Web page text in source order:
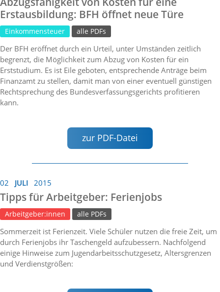
Erstausbildung: BFH öffnet neue Türe
Einkommensteuer alle PDFs
Der BFH eröffnet durch ein Urteil, unter Umständen zeitlich
begrenzt, die Möglichkeit zum Abzug von Kosten für ein
Erststudium. Es ist Eile geboten, entsprechende Anträge beim
Finanzamt zu stellen, damit man von einer eventuell günstigen
Rechtsprechung des Bundesverfassungsgerichts profitieren
kann.
zur PDF-Datei
02 JULI 2015
Tipps für Arbeitgeber: Ferienjobs
Arbeitgeber:innen alle PDFs
Sommerzeit ist Ferienzeit. Viele Schüler nutzen die freie Zeit, um
durch Ferienjobs ihr Taschengeld aufzubessern. Nachfolgend
einige Hinweise zum Jugendarbeitsschutzgesetz, Altersgrenzen
und Verdienstgrößen: